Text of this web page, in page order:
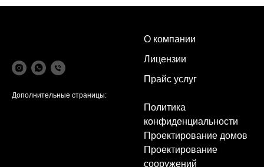
Дополнительные страницы:
О компании
Лицензии
Прайс услуг
Политика
конфиденциальности
Проектирование домов
Проектирование
сооружений